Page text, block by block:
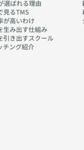
選ばれる理由
見るTMS
が高いわけ
生み出す仕組み
引き出すスクール
チング紹介